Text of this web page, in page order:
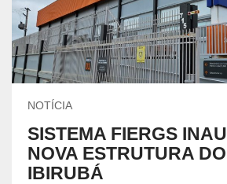
NOTÍCIA
SISTEMA FIERGS
NOVA ESTRUTURA
IBIRUBÁ